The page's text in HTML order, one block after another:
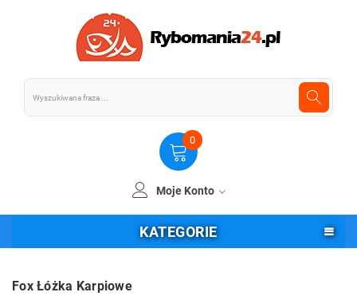
0
Moje Konto
KATEGORIE
Fox Łóżka Karpiowe